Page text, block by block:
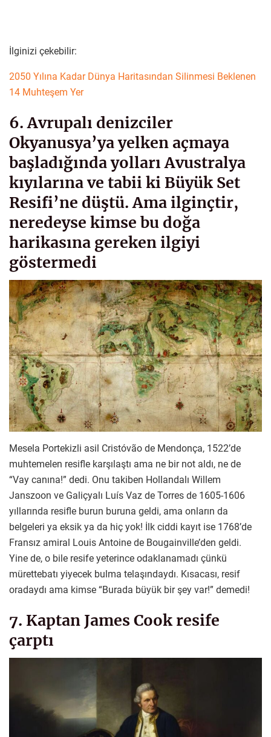
İlginizi çekebilir:
2050 Yılına Kadar Dünya Haritasından Silinmesi Beklenen
14 Muhteşem Yer
6. Avrupalı denizciler
Okyanusya’ya yelken açmaya
başladığında yolları Avustralya
kıyılarına ve tabii ki Büyük Set
Resifi’ne düştü. Ama ilginçtir,
neredeyse kimse bu doğa
harikasına gereken ilgiyi
göstermedi
Mesela Portekizli asil Cristóvão de Mendonça, 1522’de
muhtemelen resifle karşılaştı ama ne bir not aldı, ne de
“Vay canına!” dedi. Onu takiben Hollandalı Willem
Janszoon ve Galiçyalı Luís Vaz de Torres de 1605-1606
yıllarında resifle burun buruna geldi, ama onların da
belgeleri ya eksik ya da hiç yok! İlk ciddi kayıt ise 1768’de
Fransız amiral Louis Antoine de Bougainville’den geldi.
Yine de, o bile resife yeterince odaklanamadı çünkü
mürettebatı yiyecek bulma telaşındaydı. Kısacası, resif
oradaydı ama kimse “Burada büyük bir şey var!” demedi!
7. Kaptan James Cook resife
çarptı